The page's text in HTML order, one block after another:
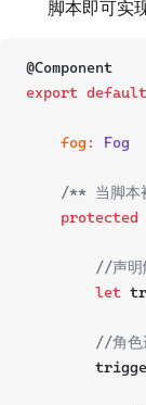
脚本即可实
@Component
export default
fog : Fog
/** 当脚本
protected
//声明
let
//角色